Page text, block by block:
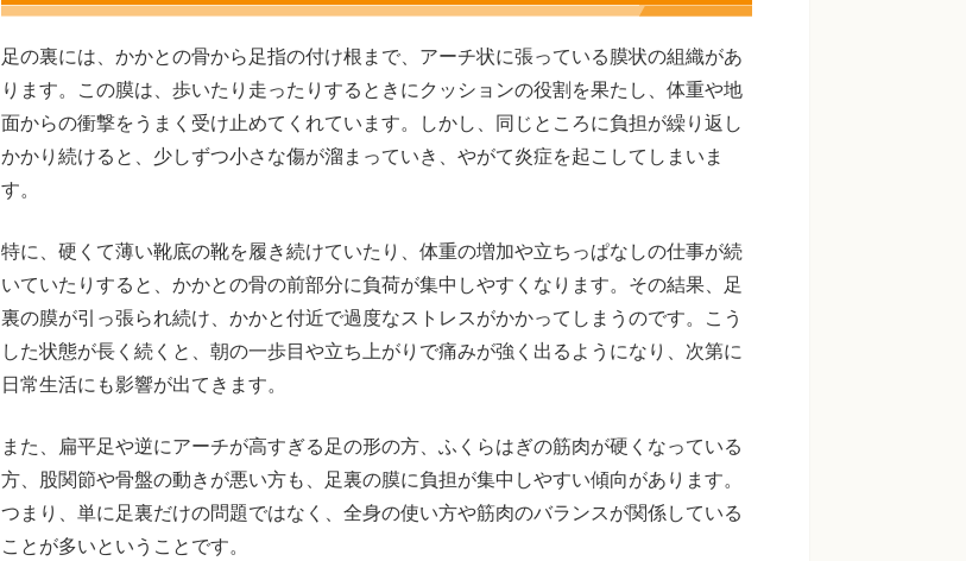
足の裏には、かかとの骨から足指の付け根まで、アーチ状に張っている膜状の組織があ
ります。この膜は、歩いたり走ったりするときにクッションの役割を果たし、体重や地
面からの衝撃をうまく受け止めてくれています。しかし、同じところに負担が繰り返し
かかり続けると、少しずつ小さな傷が溜まっていき、やがて炎症を起こしてしまいま
す。
特に、硬くて薄い靴底の靴を履き続けていたり、体重の増加や立ちっぱなしの仕事が続
いていたりすると、かかとの骨の前部分に負荷が集中しやすくなります。その結果、足
裏の膜が引っ張られ続け、かかと付近で過度なストレスがかかってしまうのです。こう
した状態が長く続くと、朝の一歩目や立ち上がりで痛みが強く出るようになり、次第に
日常生活にも影響が出てきます。
また、扁平足や逆にアーチが高すぎる足の形の方、ふくらはぎの筋肉が硬くなっている
方、股関節や骨盤の動きが悪い方も、足裏の膜に負担が集中しやすい傾向があります。
つまり、単に足裏だけの問題ではなく、全身の使い方や筋肉のバランスが関係している
ことが多いということです。